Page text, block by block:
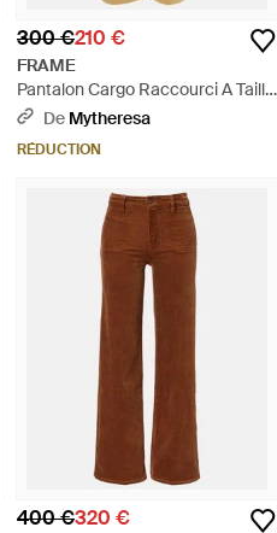
300 €210 €
FRAME
Pantalon Cargo Raccourci A Taille
Haute - Neutre
De Mytheresa
RÉDUCTION
400 €320 €